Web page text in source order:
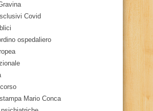
Covid
ospedaliero
Mario Conca